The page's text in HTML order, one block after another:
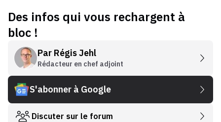
Des infos qui vous rechargent à
bloc !
Par Régis Jehl
Rédacteur en chef adjoint
S'abonner à Google
Discuter sur le forum